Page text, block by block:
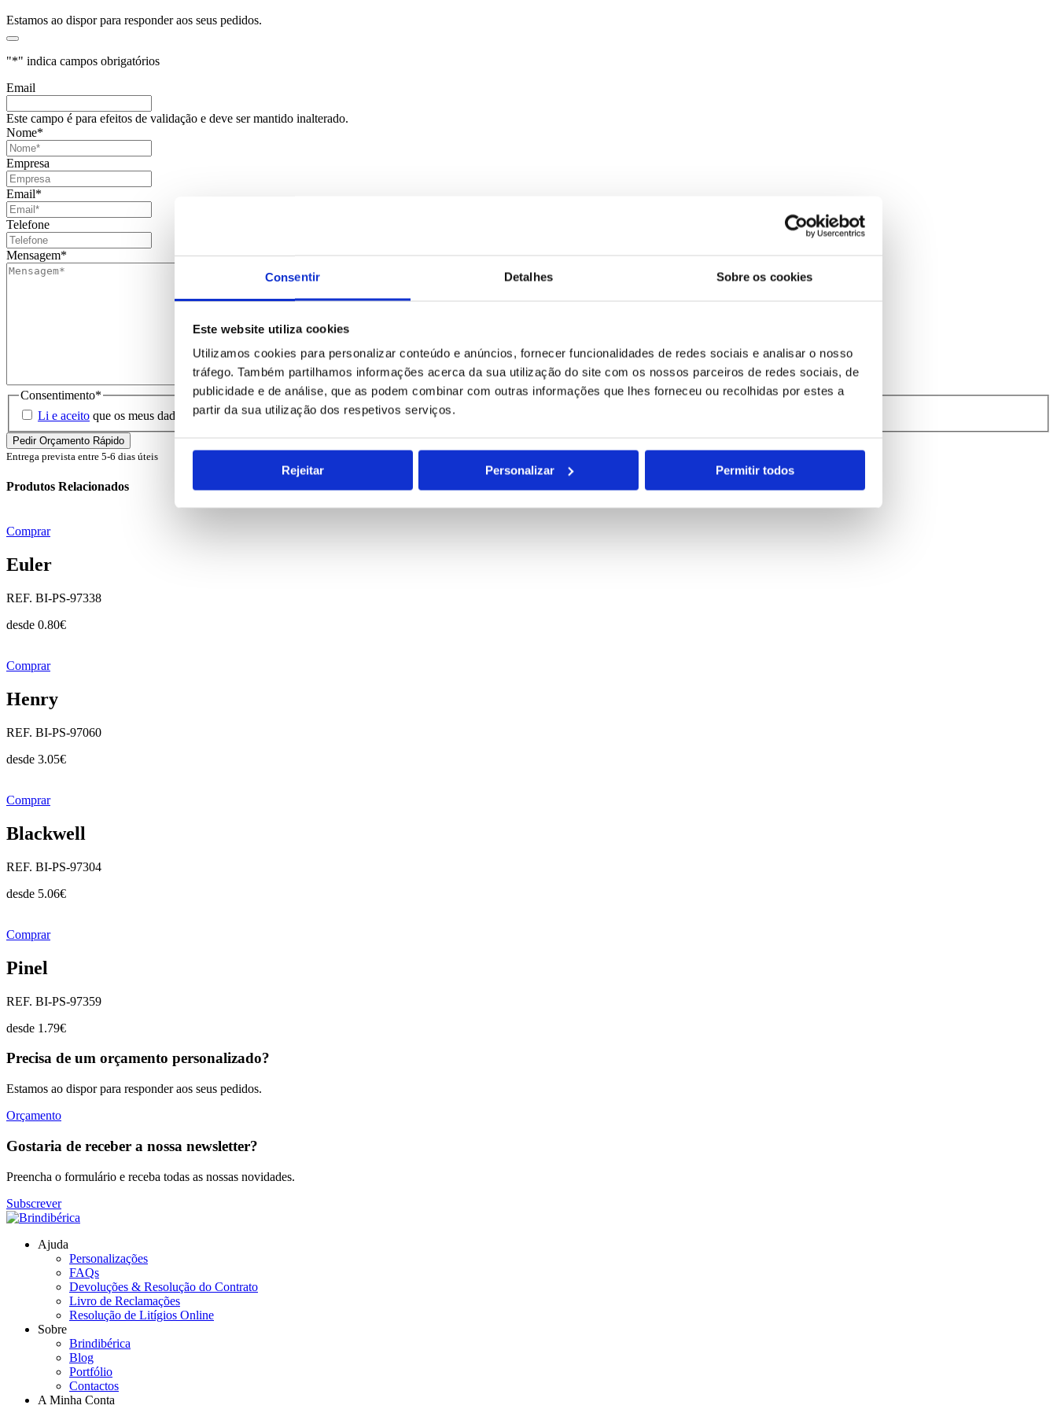
Consentir Detalhes Sobre os cookies
Este website utiliza cookies
Utilizamos cookies para personalizar conteúdo e anúncios, fornecer funcionalidades de redes sociais e analisar o nosso
tráfego. Também partilhamos informações acerca da sua utilização do site com os nossos parceiros de redes sociais, de
publicidade e de análise, que as podem combinar com outras informações que lhes forneceu ou recolhidas por estes a
partir da sua utilização dos respetivos serviços.
Rejeitar Personalizar Permitir todos
Estamos ao dispor para responder aos seus pedidos.
"*" indica campos obrigatórios
Email
Este campo é para efeitos de validação e deve ser mantido inalterado.
Nome*
Empresa
Email*
Telefone
Mensagem*
Consentimento*
Li e aceito que os meus dados sejam guardados em base de dados para tratamento deste contacto, única e exclusivamente por parte da Brindibérica.
Entrega prevista entre 5-6 dias úteis
Produtos Relacionados
Comprar
Euler
REF. BI-PS-97338
desde 0.80€
Comprar
Henry
REF. BI-PS-97060
desde 3.05€
Comprar
Blackwell
REF. BI-PS-97304
desde 5.06€
Comprar
Pinel
REF. BI-PS-97359
desde 1.79€
Precisa de um orçamento personalizado?
Estamos ao dispor para responder aos seus pedidos.
Orçamento
Gostaria de receber a nossa newsletter?
Preencha o formulário e receba todas as nossas novidades.
Subscrever
Ajuda
Personalizações
FAQs
Devoluções & Resolução do Contrato
Livro de Reclamações
Resolução de Litígios Online
Sobre
Brindibérica
Blog
Portfólio
Contactos
A Minha Conta